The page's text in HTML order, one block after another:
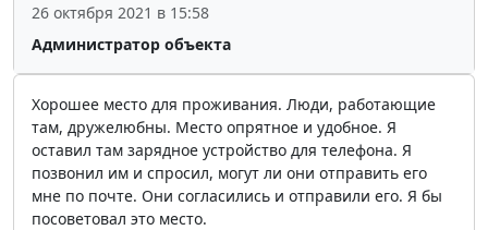
Администратор объекта
26 октября 2021 в 15:58
Хорошее место для проживания. Люди, работающие
там, дружелюбны. Место опрятное и удобное. Я
оставил там зарядное устройство для телефона. Я
позвонил им и спросил, могут ли они отправить его
мне по почте. Они согласились и отправили его. Я бы
посоветовал это место.